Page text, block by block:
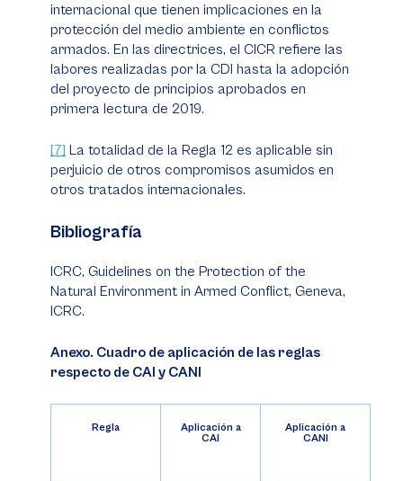
internacional que tienen implicaciones en la
protección del medio ambiente en conflictos
armados. En las directrices, el CICR refiere las
labores realizadas por la CDI hasta la adopción
del proyecto de principios aprobados en
primera lectura de 2019.
[7] La totalidad de la Regla 12 es aplicable sin
perjuicio de otros compromisos asumidos en
otros tratados internacionales.
Bibliografía
ICRC, Guidelines on the Protection of the
Natural Environment in Armed Conflict, Geneva,
ICRC.
Anexo. Cuadro de aplicación de las reglas
respecto de CAI y CANI
Regla
Aplicación a
CAI
Aplicación a
CANI